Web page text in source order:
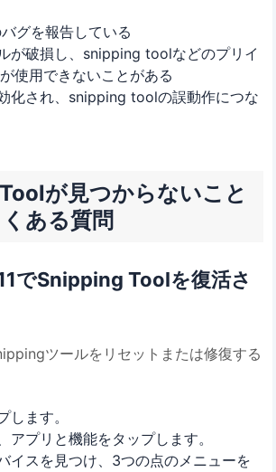
グを報告している
が破損し、snipping toolなどのプリイ
使用できないことがある
化され、snipping toolの誤動作につな
が見つからないこと
ある質問
でSnipping Toolを復活さ
ツールをリセットまたは修復する
します。
アプリと機能をタップします。
イスを見つけ、3つの点のメニューを